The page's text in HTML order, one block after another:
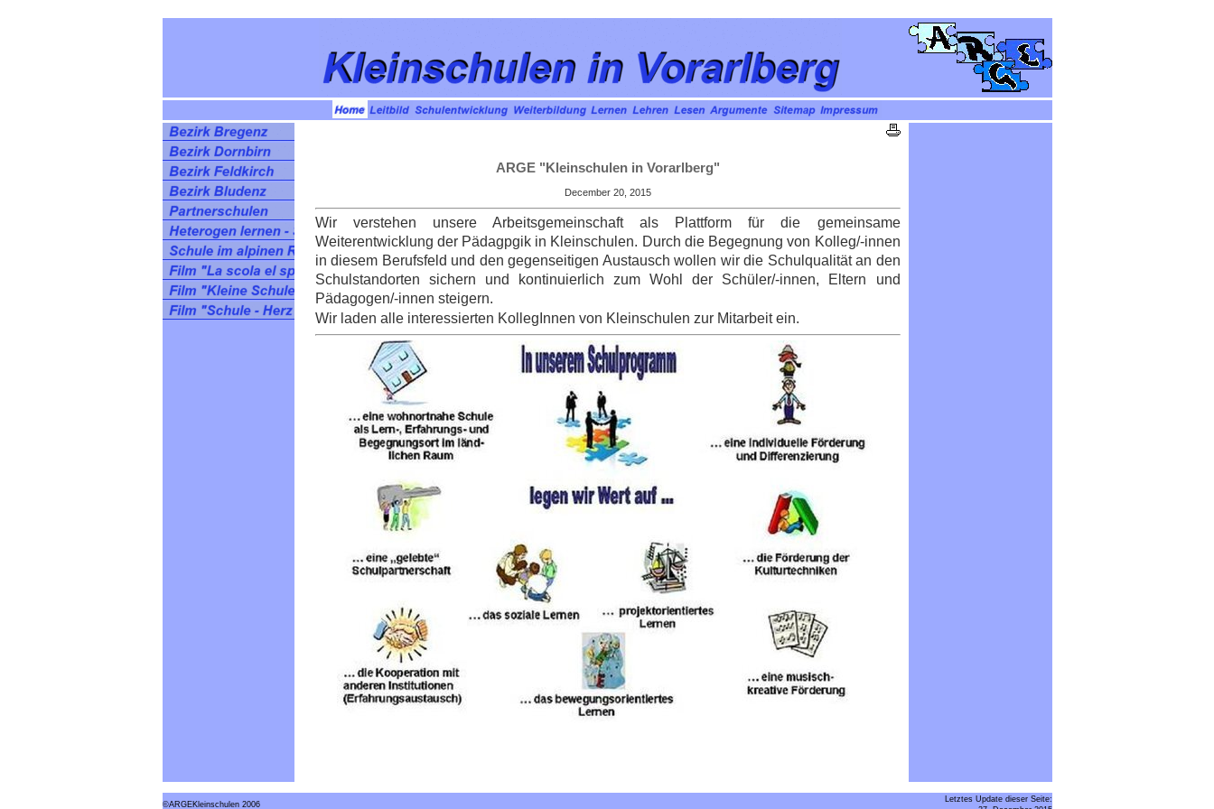
ARGE "Kleinschulen in Vorarlberg"
December 20, 2015
Wir verstehen unsere Arbeitsgemeinschaft als Plattform für die gemeinsame
Weiterentwicklung der Pädagpgik in Kleinschulen. Durch die Begegnung von Kolleg/-innen
in diesem Berufsfeld und den gegenseitigen Austausch wollen wir die Schulqualität an den
Schulstandorten sichern und kontinuierlich zum Wohl der Schüler/-innen, Eltern und
Pädagogen/-innen steigern.
Wir laden alle interessierten KollegInnen von Kleinschulen zur Mitarbeit ein.
©ARGEKleinschulen 2006
Letztes Update dieser Seite: